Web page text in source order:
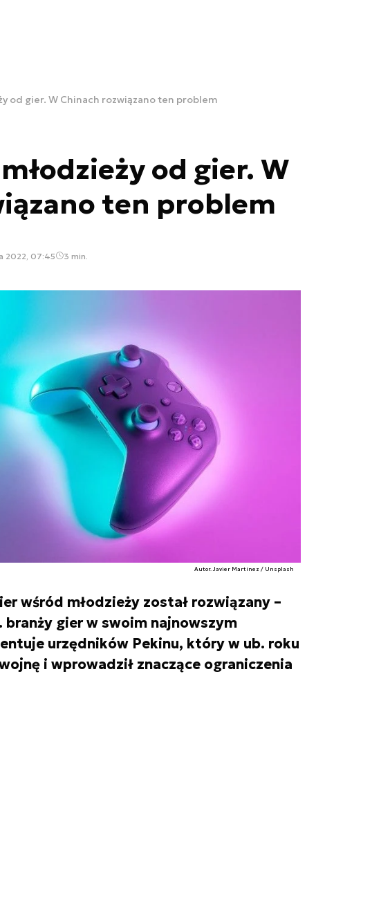
od gier. W Chinach rozwiązano ten problem
od gier. W
ten problem
2022, 07:45 3 min.
Autor. Javier Martínez / Unsplash
wśród młodzieży został rozwiązany –
gier w swoim najnowszym
urzędników Pekinu, który w ub. roku
i wprowadził znaczące ograniczenia